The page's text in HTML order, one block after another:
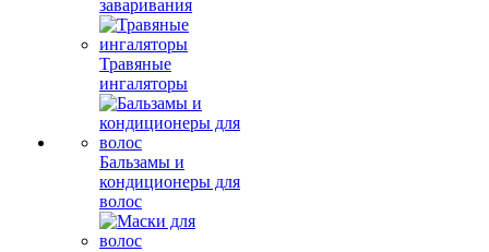
заваривания
Травяные
ингаляторы
Бальзамы и
кондиционеры для
волос